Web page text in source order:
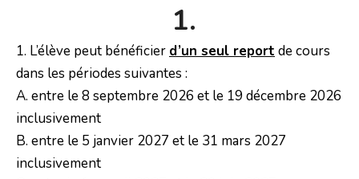
1.
1. L’élève peut bénéficier d’un seul report de cours
dans les périodes suivantes :
A. entre le 8 septembre 2026 et le 19 décembre 2026
inclusivement
B. entre le 5 janvier 2027 et le 31 mars 2027
inclusivement